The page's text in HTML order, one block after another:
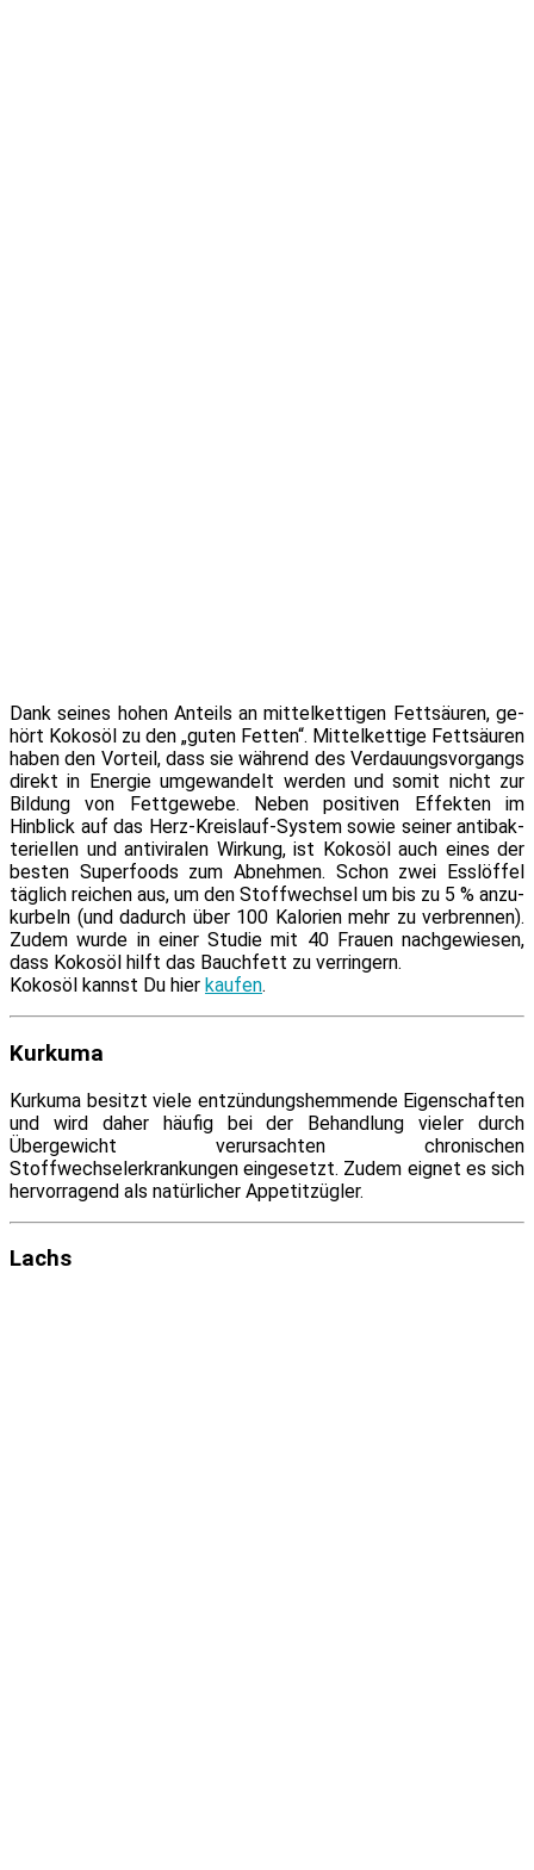
Dank sei­nes ho­hen Anteils an mit­tel­ket­ti­gen Fettsäuren, ge­
hört Kokosöl zu den „gu­ten Fetten“. Mittelkettige Fettsäuren
ha­ben den Vorteil, dass sie wäh­rend des Verdauungsvorgangs
di­rekt in Energie um­ge­wan­delt wer­den und so­mit nicht zur
Bildung von Fettgewebe. Neben po­si­ti­ven Effekten im
Hinblick auf das Herz-Kreislauf-System so­wie sei­ner an­ti­bak­
te­ri­el­len und an­ti­vi­ra­len Wirkung, ist Kokosöl auch ei­nes der
bes­ten Superfoods zum Abnehmen. Schon zwei Esslöffel
täg­lich rei­chen aus, um den Stoffwechsel um bis zu 5 % an­zu­
kur­beln (und da­durch über 100 Kalorien mehr zu ver­bren­nen).
Zudem wur­de in ei­ner Studie mit 40 Frauen nach­ge­wie­sen,
dass Kokosöl hilft das Bauchfett zu verringern.
Kokosöl kannst Du hier kau­fen.
Kurkuma
Kurkuma be­sitzt vie­le ent­zün­dungs­hem­men­de Eigenschaften
und wird da­her häu­fig bei der Behandlung vie­ler durch
Übergewicht ver­ur­sach­ten chro­ni­schen
Stoffwechselerkrankungen ein­ge­setzt. Zudem eig­net es sich
her­vor­ra­gend als na­tür­li­cher Appetitzügler.
Lachs